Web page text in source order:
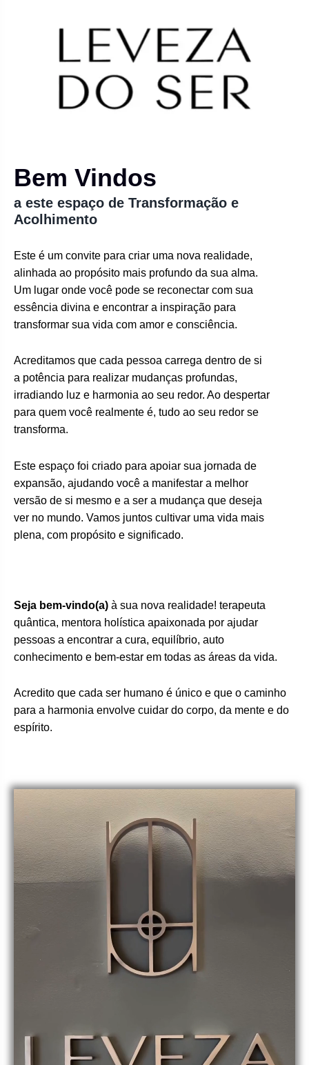
Bem Vindos
a este espaço de Transformação e
Acolhimento
Este é um convite para criar uma nova realidade,
alinhada ao propósito mais profundo da sua alma.
Um lugar onde você pode se reconectar com sua
essência divina e encontrar a inspiração para
transformar sua vida com amor e consciência.
Acreditamos que cada pessoa carrega dentro de si
a potência para realizar mudanças profundas,
irradiando luz e harmonia ao seu redor. Ao despertar
para quem você realmente é, tudo ao seu redor se
transforma.
Este espaço foi criado para apoiar sua jornada de
expansão, ajudando você a manifestar a melhor
versão de si mesmo e a ser a mudança que deseja
ver no mundo. Vamos juntos cultivar uma vida mais
plena, com propósito e significado.
Seja bem-vindo(a) à sua nova realidade! terapeuta
quântica, mentora holística apaixonada por ajudar
pessoas a encontrar a cura, equilíbrio, auto
conhecimento e bem-estar em todas as áreas da vida.
Acredito que cada ser humano é único e que o caminho
para a harmonia envolve cuidar do corpo, da mente e do
espírito.